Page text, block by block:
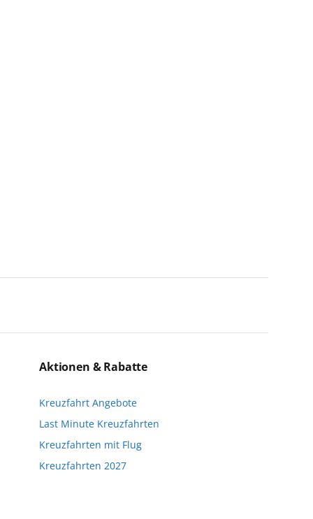
möchten Sie darauf hinweisen, dass
online über myAIDA
Aktionen & Rabatte
Kreuzfahrt Angebote
Last Minute Kreuzfahrten
Kreuzfahrten mit Flug
Kreuzfahrten 2027